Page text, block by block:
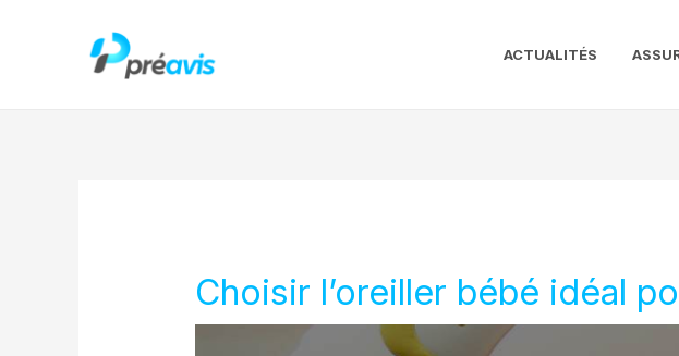
ACTUALITÉS
Choisir l’oreiller bébé idéal